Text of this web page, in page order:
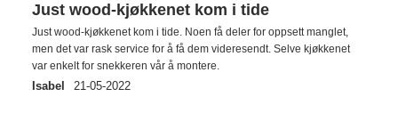
Just wood-kjøkkenet kom i tide
Just wood-kjøkkenet kom i tide. Noen få deler for oppsett manglet,
men det var rask service for å få dem videresendt. Selve kjøkkenet
var enkelt for snekkeren vår å montere.
Isabel 21-05-2022